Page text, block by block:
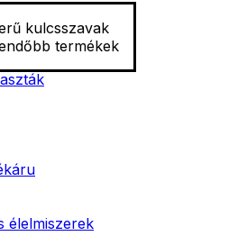
kulcsszavak
termékek
élelmiszerek